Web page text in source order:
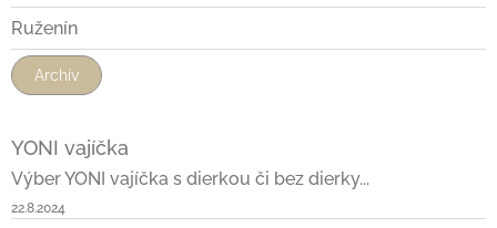
Ruženín
Archív
YONI vajíčka
Výber YONI vajíčka s dierkou či bez dierky...
22.8.2024